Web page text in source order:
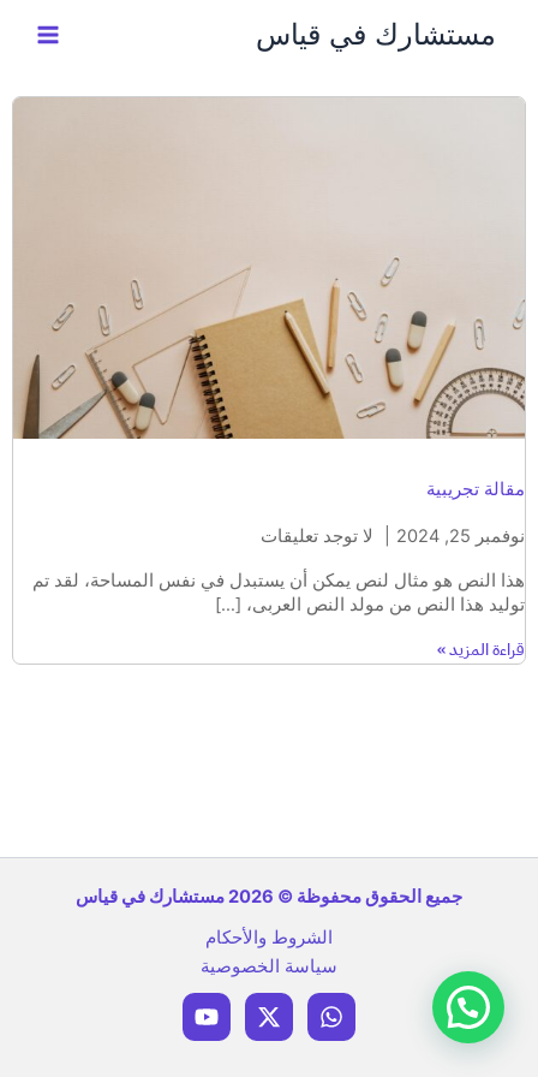
مستشارك في قياس
مقالة تجريبية
نوفمبر 25, 2024 لا توجد تعليقات
هذا النص هو مثال لنص يمكن أن يستبدل في نفس المساحة، لقد تم
توليد هذا النص من مولد النص العربى، […]
قراءة المزيد »
جميع الحقوق محفوظة © 2026 مستشارك في قياس
الشروط والأحكام
سياسة الخصوصية